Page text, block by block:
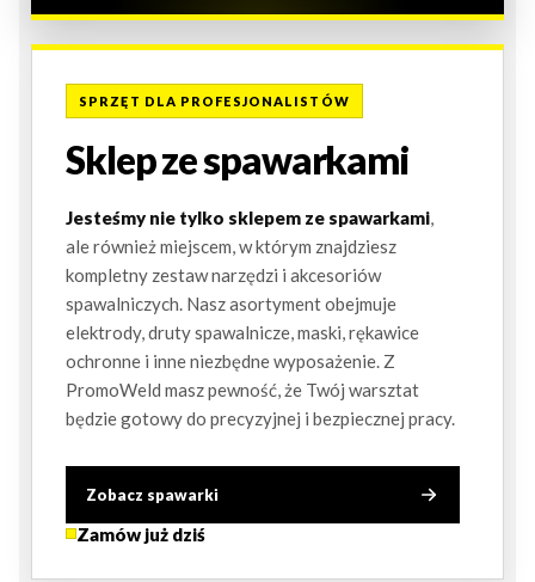
SPRZĘT DLA PROFESJONALISTÓW
Sklep ze spawarkami
Jesteśmy nie tylko sklepem ze spawarkami
ale również miejscem, w którym znajdziesz
kompletny zestaw narzędzi i akcesoriów
spawalniczych. Nasz asortyment obejmuje
elektrody, druty spawalnicze, maski, rękawice
ochronne i inne niezbędne wyposażenie. Z
PromoWeld masz pewność, że Twój warsztat
będzie gotowy do precyzyjnej i bezpiecznej pracy.
Zobacz spawarki
Zamów już dziś